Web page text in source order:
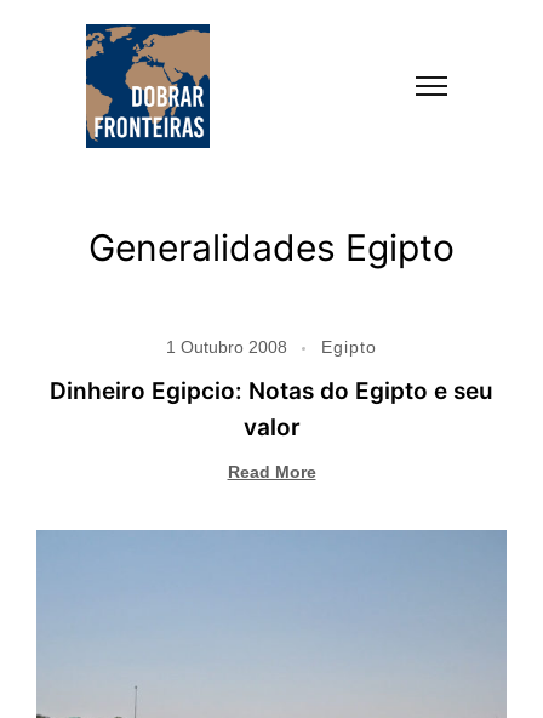
Generalidades Egipto
1 Outubro 2008 Egipto
Dinheiro Egipcio: Notas do Egipto e seu
valor
Read More